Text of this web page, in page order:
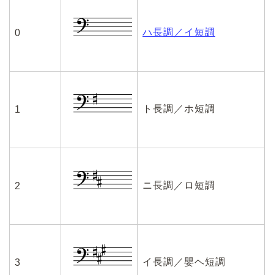
0 ハ長調／イ短調
1 ト長調／ホ短調
2 ニ長調／ロ短調
3 イ長調／嬰ヘ短調